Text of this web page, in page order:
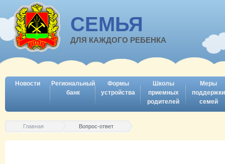
СЕМЬЯ
ДЛЯ КАЖДОГО РЕБЕНКА
Новости
Региональный
банк
Формы
устройства
Школы
приемных
родителей
Меры
поддержки
семей
Главная Вопрос-ответ